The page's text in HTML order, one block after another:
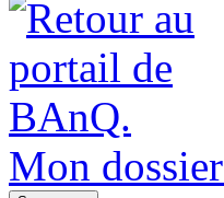
Mon dossier